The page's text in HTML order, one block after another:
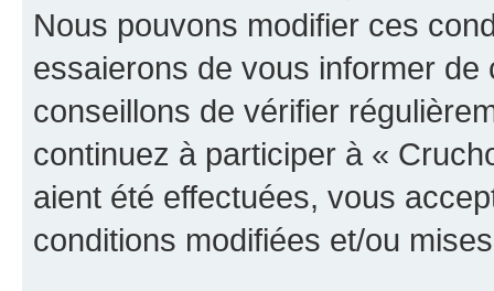
Nous pouvons modifier ces
essaierons de vous informer
conseillons de vérifier
continuez à participer à «
aient été effectuées, vous
conditions modifiées et/ou